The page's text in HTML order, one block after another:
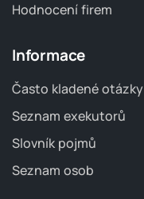
Hodnocení firem
Informace
Často kladené otázky
Seznam exekutorů
Slovník pojmů
Seznam osob